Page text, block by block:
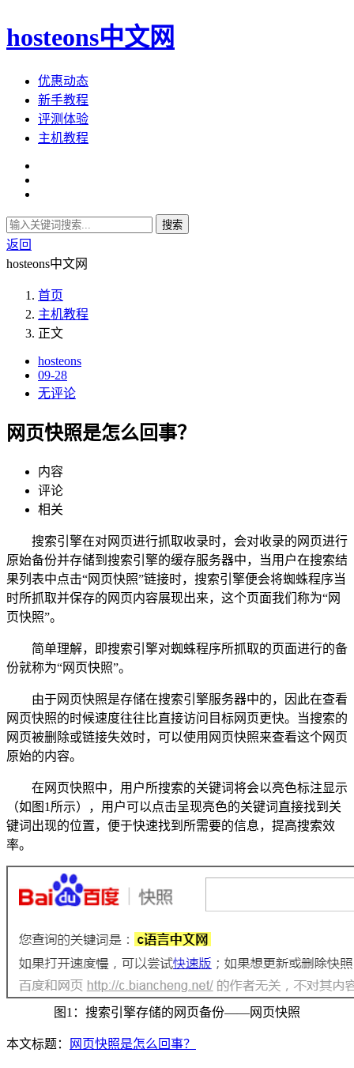
hosteons中文网
优惠动态
新手教程
评测体验
主机教程
搜索
返回
hosteons中文网
首页
主机教程
正文
hosteons
09-28
无评论
网页快照是怎么回事？
内容
评论
相关
搜索引擎在对网页进行抓取收录时，会对收录的网页进行
原始备份并存储到搜索引擎的缓存服务器中，当用户在搜索结
果列表中点击“网页快照”链接时，搜索引擎便会将蜘蛛程序当
时所抓取并保存的网页内容展现出来，这个页面我们称为“网
页快照”。
简单理解，即搜索引擎对蜘蛛程序所抓取的页面进行的备
份就称为“网页快照”。
由于网页快照是存储在搜索引擎服务器中的，因此在查看
网页快照的时候速度往往比直接访问目标网页更快。当搜索的
网页被删除或链接失效时，可以使用网页快照来查看这个网页
原始的内容。
在网页快照中，用户所搜索的关键词将会以亮色标注显示
（如图1所示），用户可以点击呈现亮色的关键词直接找到关
键词出现的位置，便于快速找到所需要的信息，提高搜索效
率。
图1：搜索引擎存储的网页备份——网页快照
本文标题： 网页快照是怎么回事？